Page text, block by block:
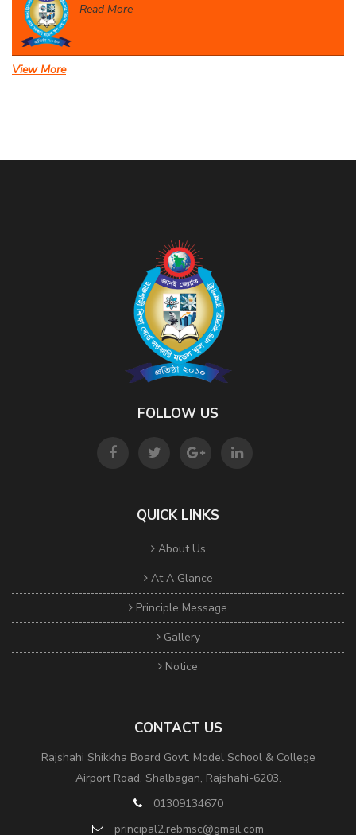
Read More
View More
FOLLOW US
QUICK LINKS
About Us
At A Glance
Principle Message
Gallery
Notice
CONTACT US
Rajshahi Shikkha Board Govt. Model School & College
Airport Road, Shalbagan, Rajshahi-6203.
01309134670
principal2.rebmsc@gmail.com